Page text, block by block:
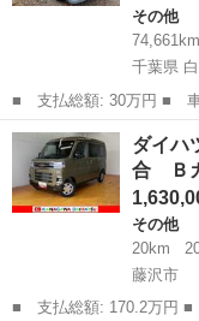
その他
74,661km
千葉県
■ 支払総額: 30万円 ■ 車両本体価格： 299,000 円 ■ メーカー
名： ダイハツ ■ 車種
テッド エレクトロパッ
ウ パワーステアリ...
千葉 白井市 その他
ダイハ
合 Ｂ
その他
20km
藤沢市
■ 支払総額: 170.2万円 ■ 車両本体価格： 1,630,000 円 ■ メーカ